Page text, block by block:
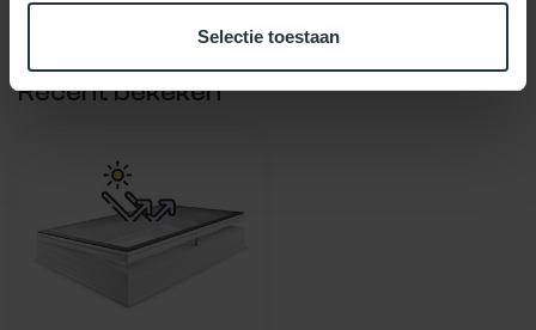
Selectie toestaan
Recent bekeken